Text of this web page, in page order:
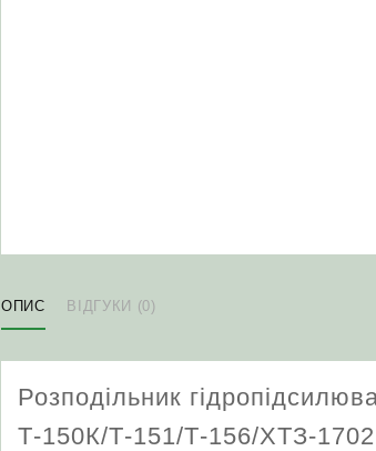
ОПИС ВІДГУКИ (0)
Розподільник
Т‑150К/Т‑151/Т‑156/